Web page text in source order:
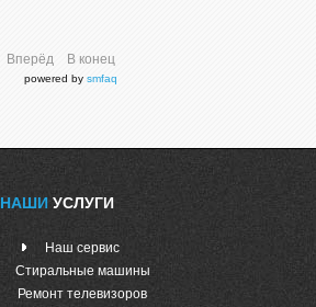
Вперёд В конец
powered by smfaq
НАШИУСЛУГИ
Наш сервис
Стиральные машины
Ремонт телевизоров